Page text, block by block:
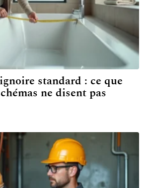
standard : ce que
ne disent pas